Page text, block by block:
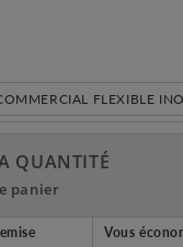
FLEXIBLE
QUANTITÉ
panier
Vous